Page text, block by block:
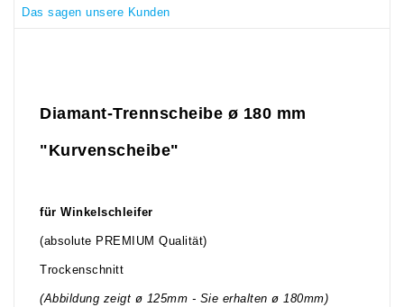
Das sagen unsere Kunden
Diamant-Trennscheibe ø 180 mm
"Kurvenscheibe"
für Winkelschleifer
(absolute PREMIUM Qualität)
Trockenschnitt
(Abbildung zeigt ø 125mm - Sie erhalten ø 180mm)